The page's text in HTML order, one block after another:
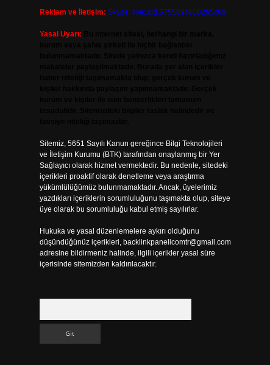
Reklam ve İletişim: Skype: live:.cid.575569c608265c69
Yasal Uyarı:
Sitemiz, 5651 Sayılı Kanun gereğince Bilgi Teknolojileri
ve İletişim Kurumu (BTK) tarafından onaylanmış bir Yer
Sağlayıcı olarak hizmet vermektedir. Bu nedenle, sitedeki
içerikleri proaktif olarak denetleme veya araştırma
yükümlülüğümüz bulunmamaktadır. Ancak, üyelerimiz
yazdıkları içeriklerin sorumluluğunu taşımakta olup, siteye
üye olarak bu sorumluluğu kabul etmiş sayılırlar.
Hukuka ve yasal düzenlemelere aykırı olduğunu
düşündüğünüz içerikleri, backlinkpanelicomtr@gmail.com
adresine bildirmeniz halinde, ilgili içerikler yasal süre
içerisinde sitemizden kaldırılacaktır.